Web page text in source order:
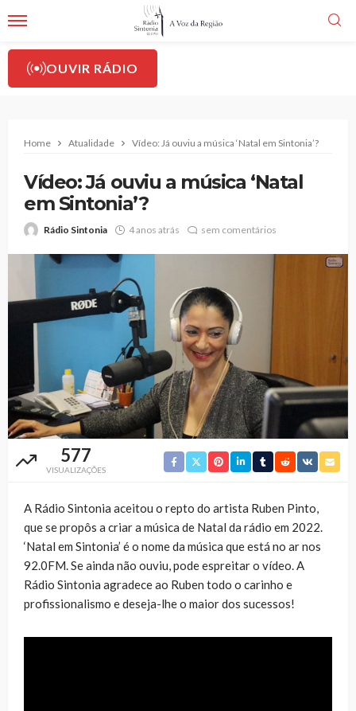
OUVIR RÁDIO
Home Atualidade Vídeo: Já ouviu a música ‘Natal em Sintonia’?
Vídeo: Já ouviu a música ‘Natal
em Sintonia’?
Rádio Sintonia 4 anos atrás sem comentários
577
VISUALIZAÇÕES
A Rádio Sintonia aceitou o repto do artista Ruben Pinto,
que se propôs a criar a música de Natal da rádio em 2022.
‘Natal em Sintonia’ é o nome da música que está no ar nos
92.0FM. Se ainda não ouviu, pode espreitar o vídeo. A
Rádio Sintonia agradece ao Ruben todo o carinho e
profissionalismo e deseja-lhe o maior dos sucessos!